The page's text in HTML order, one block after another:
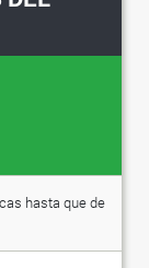
hasta que de